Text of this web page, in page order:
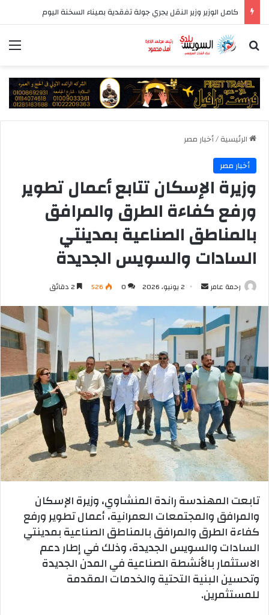
كامل الوزير وزير النقل يجري جولة تفقدية بميناء السخنة اليوم
بحث عن
الرئيسية/أخبار مصر
أخبار مصر
وزيرة الإسكان تتابع أعمال تطوير
ورفع كفاءة الطرق والمرافق
بالمناطق الصناعية بمدينتي
السادات والسويس الجديدة
رحمة عامر
أرسل
إلكترونيا
2 يونيو، 2026 0
526
تابعت المهندسة راندة المنشاوي، وزيرة الإسكان
والمرافق والمجتمعات العمرانية، أعمال تطوير ورفع
كفاءة الطرق والمرافق بالمناطق الصناعية بمدينتي
السادات والسويس الجديدة، وذلك في إطار دعم
الاستثمار بالأنشطة الصناعية في المدن الجديدة
وتحسين البنية التحتية والخدمات المقدمة
للمستثمرين.